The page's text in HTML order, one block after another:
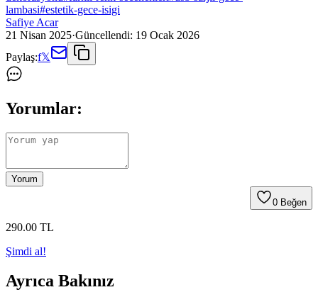
lambasi#estetik-gece-isigi
Safiye Acar
21 Nisan 2025·Güncellendi: 19 Ocak 2026
Paylaş:f𝕏
Yorumlar:
Yorum
0 Beğen
290.00 TL
Şimdi al!
Ayrıca Bakınız